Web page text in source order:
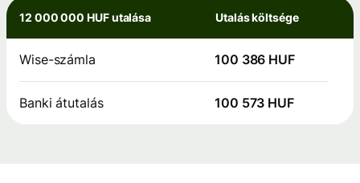
12 000 000 HUF utalása Utalás költsége
Wise-számla 100 386 HUF
Banki átutalás 100 573 HUF